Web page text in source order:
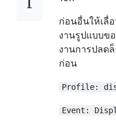
ก่อนอื่นให้เลื่
งานรูปแบบข
งานการปลด
ก่อน
Profile:
Event: